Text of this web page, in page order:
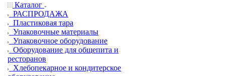
Каталог
РАСПРОДАЖА
Пластиковая тара
Упаковочные материалы
Упаковочное оборудование
Оборудование для общепита и
ресторанов
Хлебопекарное и кондитерское